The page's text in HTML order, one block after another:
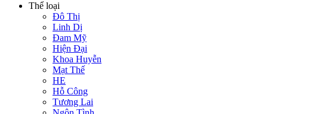
Thể loại
Đô Thị
Linh Dị
Đam Mỹ
Hiện Đại
Khoa Huyễn
Mạt Thế
HE
Hỗ Công
Tương Lai